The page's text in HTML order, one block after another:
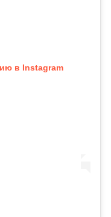
в Instagram